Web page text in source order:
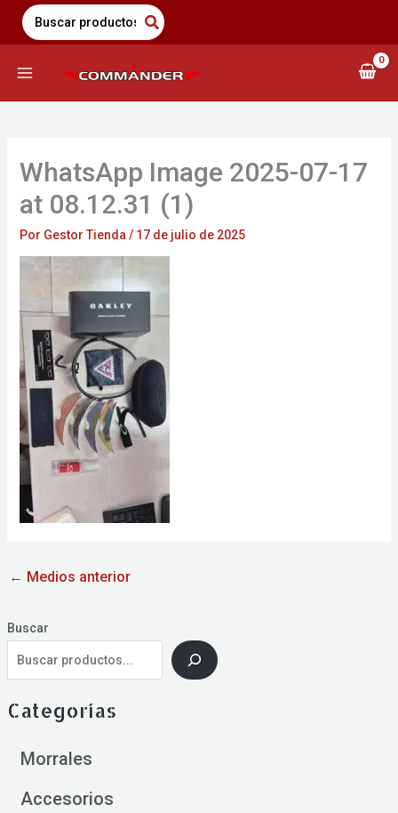
Saltar
contenido
Search
for:
Buscar
Categorías
Morrales
Accesorios
WhatsApp Image 2025-07-17
at 08.12.31 (1)
Por Gestor Tienda / 17 de julio de 2025
← Medios anterior